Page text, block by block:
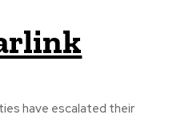
have escalated their